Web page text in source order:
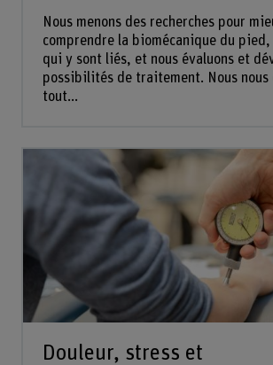
Nous menons des recherches pour
comprendre la biomécanique du
qui y sont liés, et nous évaluons et
possibilités de traitement. Nous nous
tout...
Douleur, stress et